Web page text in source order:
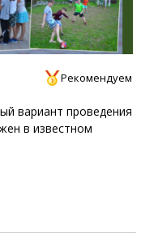
вариант проведения
в известном
Рекомендуем